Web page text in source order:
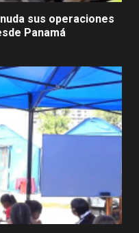
sus operaciones
Panamá